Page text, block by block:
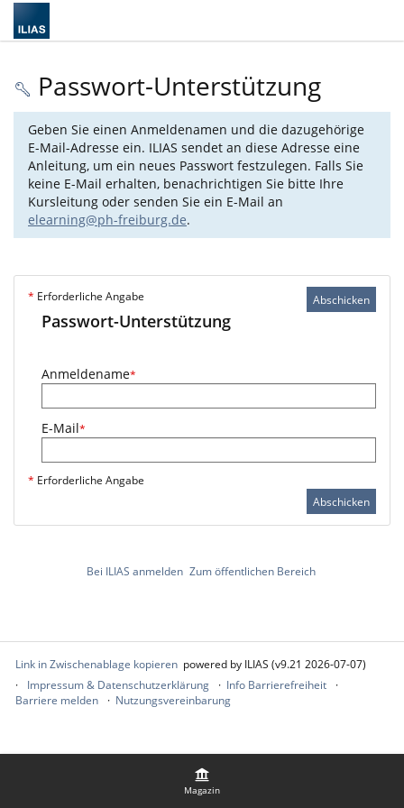
Magazin
Passwort-Unterstützung
Geben Sie einen Anmeldenamen und die dazugehörige
E-Mail-Adresse ein. ILIAS sendet an diese Adresse eine
Anleitung, um ein neues Passwort festzulegen. Falls Sie
keine E-Mail erhalten, benachrichtigen Sie bitte Ihre
Kursleitung oder senden Sie ein E-Mail an
elearning@ph-freiburg.de.
Abschicken
* Erforderliche Angabe
Passwort-Unterstützung
Anmeldename*
E-Mail*
* Erforderliche Angabe
Abschicken
Bei ILIAS anmelden Zum öffentlichen Bereich
Link in Zwischenablage kopieren powered by ILIAS (v9.21 2026-07-07)
Impressum & Datenschutzerklärung
Info Barrierefreiheit
Barriere melden
Nutzungsvereinbarung